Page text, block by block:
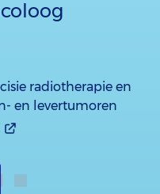
radiotherapie en
en levertumoren